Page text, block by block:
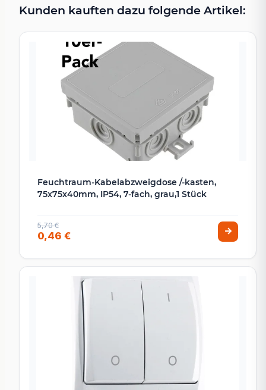
Kunden kauften dazu folgende Artikel:
Feuchtraum-Kabelabzweigdose /-kasten,
75x75x40mm, IP54, 7-fach, grau,1 Stück
5,70 €
0,46 €